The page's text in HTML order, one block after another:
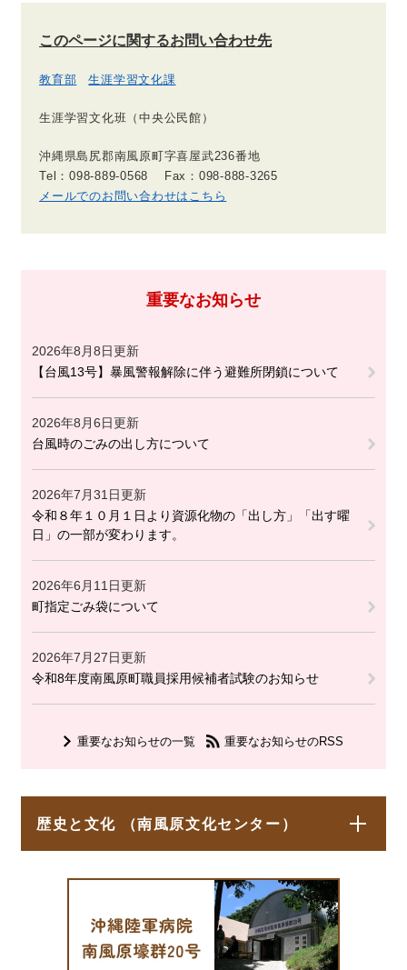
このページに関するお問い合わせ先
教育部 生涯学習文化課
生涯学習文化班（中央公民館）
沖縄県島尻郡南風原町字喜屋武236番地
Tel：098-889-0568
Fax：098-888-3265
メールでのお問い合わせはこちら
重要なお知らせ
2026年8月8日更新
【台風13号】暴風警報解除に伴う避難所閉鎖について
2026年8月6日更新
台風時のごみの出し方について
2026年7月31日更新
令和８年１０月１日より資源化物の「出し方」「出す曜
日」の一部が変わります。
2026年6月11日更新
町指定ごみ袋について
2026年7月27日更新
令和8年度南風原町職員採用候補者試験のお知らせ
重要なお知らせの一覧 重要なお知らせのRSS
歴史と文化 （南風原文化センター）